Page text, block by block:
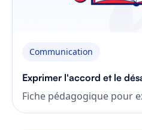
Communication
Exprimer l'accord et le
Fiche pédagogique pour